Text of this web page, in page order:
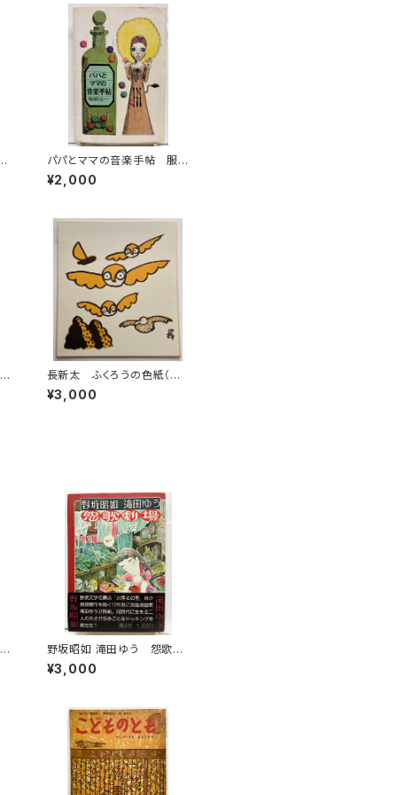
パパとママの音楽手帖 服
部公一 装幀 宇野亜喜良
カット 長新太 1966年 初
¥2,000
長新太 ふくろうの色紙（印
刷物）
¥3,000
野坂昭如 滝田ゆう 怨歌劇
場 1980年 初版 帯 講
談社
¥3,000